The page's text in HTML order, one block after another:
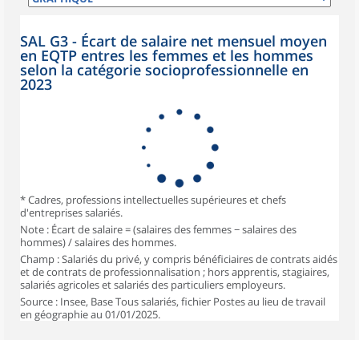
SAL G3 - Écart de salaire net mensuel moyen
en EQTP entres les femmes et les hommes
selon la catégorie socioprofessionnelle en
2023
* Cadres, professions intellectuelles supérieures et chefs
d'entreprises salariés.
Note : Écart de salaire = (salaires des femmes − salaires des
hommes) / salaires des hommes.
Champ : Salariés du privé, y compris bénéficiaires de contrats aidés
et de contrats de professionnalisation ; hors apprentis, stagiaires,
salariés agricoles et salariés des particuliers employeurs.
Source : Insee, Base Tous salariés, fichier Postes au lieu de travail
en géographie au 01/01/2025.